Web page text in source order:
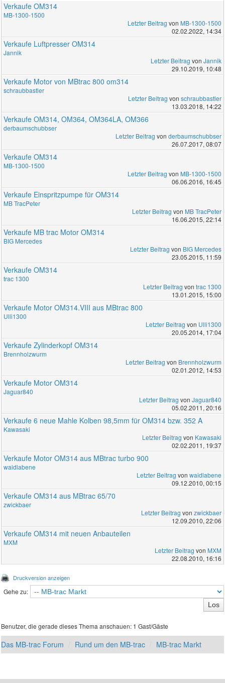
Verkaufe OM314
MB-1300-1500
Letzter Beitrag von MB-1300-1500
02.02.2022, 14:34
Verkaufe Luftpresser OM314
Jannik
Letzter Beitrag von Jannik
29.10.2019, 10:48
Verkaufe Motor von MBtrac 800 om314
schraubbastler
Letzter Beitrag von schraubbastler
13.03.2018, 14:22
Verkaufe OM314, OM364, OM364LA, OM366
derbaumschubbser
Letzter Beitrag von derbaumschubbser
26.07.2017, 08:07
Verkaufe OM314
MB-1300-1500
Letzter Beitrag von MB-1300-1500
06.06.2016, 16:45
Verkaufe Einspritzpumpe für OM314
MB TracPeter
Letzter Beitrag von MB TracPeter
16.06.2015, 22:14
Verkaufe MB trac Motor OM314
BIG Mercedes
Letzter Beitrag von BIG Mercedes
23.05.2015, 11:59
Verkaufe OM314
trac 1300
Letzter Beitrag von trac 1300
13.01.2015, 15:00
Verkaufe Motor OM314.VIII aus MBtrac 800
Ulli1300
Letzter Beitrag von Ulli1300
20.05.2014, 17:04
Verkaufe Zylinderkopf OM314
Brennholzwurm
Letzter Beitrag von Brennholzwurm
02.01.2012, 14:53
Verkaufe Motor OM314
Jaguar840
Letzter Beitrag von Jaguar840
05.02.2011, 20:16
Verkaufe 6 neue Mahle Kolben 98,5mm für OM314 bzw. 352 A
Kawasaki
Letzter Beitrag von Kawasaki
02.02.2011, 19:37
Verkaufe Motor OM314 aus MBtrac turbo 900
waidlabene
Letzter Beitrag von waidlabene
09.12.2010, 00:15
Verkaufe OM314 aus MBtrac 65/70
zwickbaer
Letzter Beitrag von zwickbaer
12.09.2010, 22:06
Verkaufe OM314 mit neuen Anbauteilen
MXM
Letzter Beitrag von MXM
22.08.2010, 16:16
Druckversion anzeigen
Gehe zu:
Benutzer, die gerade dieses Thema anschauen: 1 Gast/Gäste
Das MB-trac Forum Rund um den MB-trac MB-trac Markt